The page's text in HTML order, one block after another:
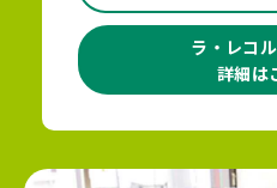
ラ・レコ
詳細は